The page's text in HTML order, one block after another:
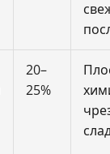
20–
25%